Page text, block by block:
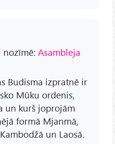
Asambleja
Budisma izpratnē ir
Mūku ordenis,
un kurš joprojām
formā Mjanmā,
un Laosā.